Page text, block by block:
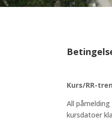
Kurs/RR-
All
kursdatoer